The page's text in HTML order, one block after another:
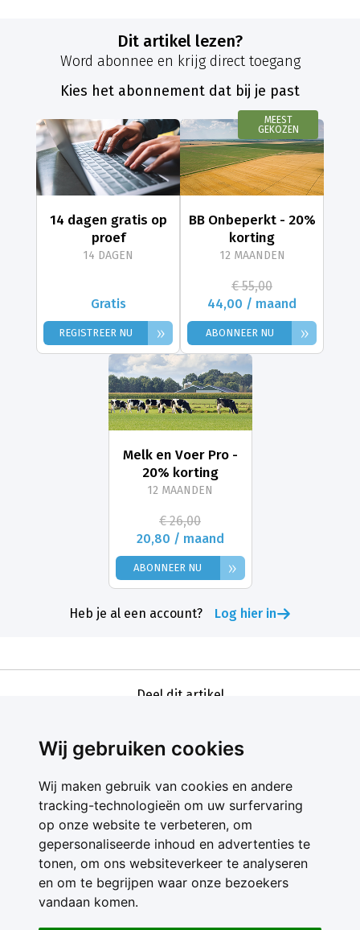
Wij gebruiken cookies
Wij maken gebruik van cookies en andere
tracking-technologieën om uw surfervaring
op onze website te verbeteren, om
gepersonaliseerde inhoud en advertenties te
tonen, om ons websiteverkeer te analyseren
en om te begrijpen waar onze bezoekers
vandaan komen.
Dit artikel lezen?
Word abonnee en krijg direct toegang
Kies het abonnement dat bij je past
14 dagen gratis op
proef
14 DAGEN
Gratis
REGISTREER NU »
MEEST
GEKOZEN
BB Onbeperkt - 20%
korting
12 MAANDEN
€ 55,00
44,00 / maand
ABONNEER NU »
Melk en Voer Pro -
20% korting
12 MAANDEN
€ 26,00
20,80 / maand
ABONNEER NU »
Heb je al een account? Log hier in
Deel dit artikel
Contact
Feedback
Nieuwsbrief
Adverteren
Gebruikersvoorwaarden